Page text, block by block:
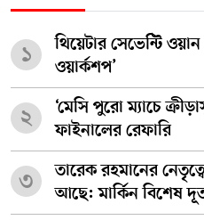
১
থিয়েটার সেভেন্টি
ওয়ার্কশপ’
২
‘মেসি পুরো ম্যাচে
ফাইনালের রেফারি
৩
তারেক রহমানের
আছে: মার্কিন বিশেষ